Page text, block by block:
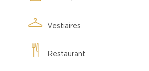
Vestiaires
Restaurant